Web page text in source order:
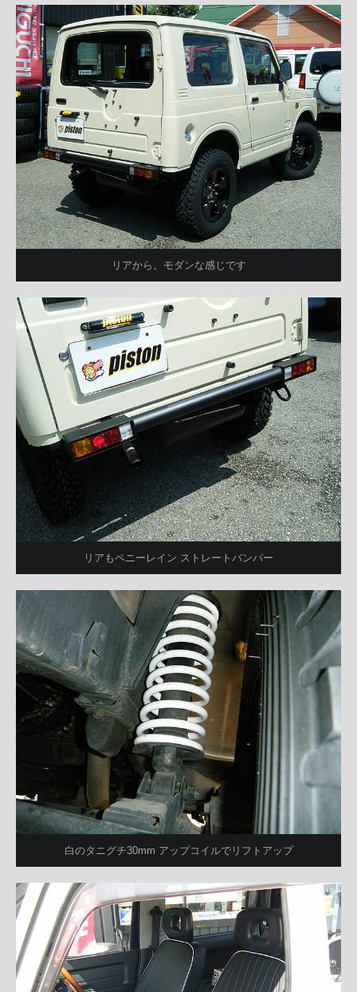
リアから。モダンな感じです
リアもペニーレイン ストレートバンパー
白のタニグチ30mm アップコイルでリフトアップ